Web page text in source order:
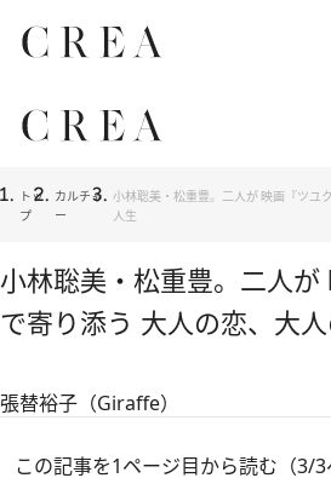
トッ
プ
カルチャ
ー
小林聡美・松重豊。二人が 映画『ツユ
人生
小林聡美・松重豊。二人が
で寄り添う 大人の恋、大
張替裕子（Giraffe）
この記事を1ページ目から読む（3/3